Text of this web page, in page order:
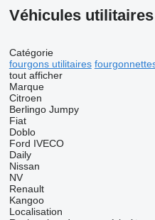
Véhicules
Catégorie
fourgons utilitaires
tout afficher
Marque
Citroen
Berlingo Jumpy
Fiat
Doblo
Ford IVECO
Daily
Nissan
NV
Renault
Kangoo
Localisation